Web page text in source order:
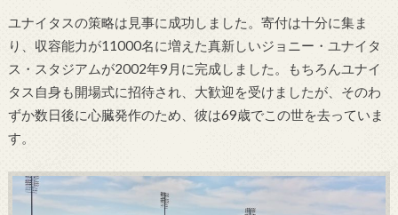
ユナイタスの策略は見事に成功しました。寄付は十分に集ま
り、収容能力が11000名に増えた真新しいジョニー・ユナイタ
ス・スタジアムが2002年9月に完成しました。もちろんユナイ
タス自身も開場式に招待され、大歓迎を受けましたが、そのわ
ずか数日後に心臓発作のため、彼は69歳でこの世を去っていま
す。